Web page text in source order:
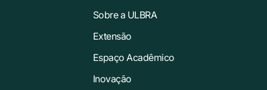
Sobre a ULBRA
Extensão
Espaço Acadêmico
Inovação